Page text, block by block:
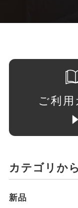
ご利用
カテゴリか
新品